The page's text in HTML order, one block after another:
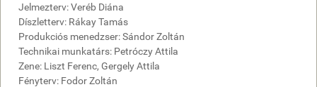
Jelmezterv: Veréb Diána
Díszletterv: Rákay Tamás
Produkciós menedzser: Sándor Zoltán
Technikai munkatárs: Petróczy Attila
Zene: Liszt Ferenc, Gergely Attila
Fényterv: Fodor Zoltán